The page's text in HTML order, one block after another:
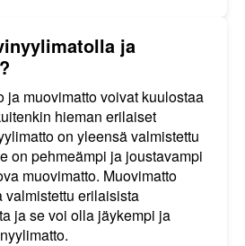
ja
ja muovimatto voivat kuulostaa
hieman erilaiset
on yleensä valmistettu
on pehmeämpi ja joustavampi
muovimatto. Muovimatto
erilaisista
ja se voi olla jäykempi ja